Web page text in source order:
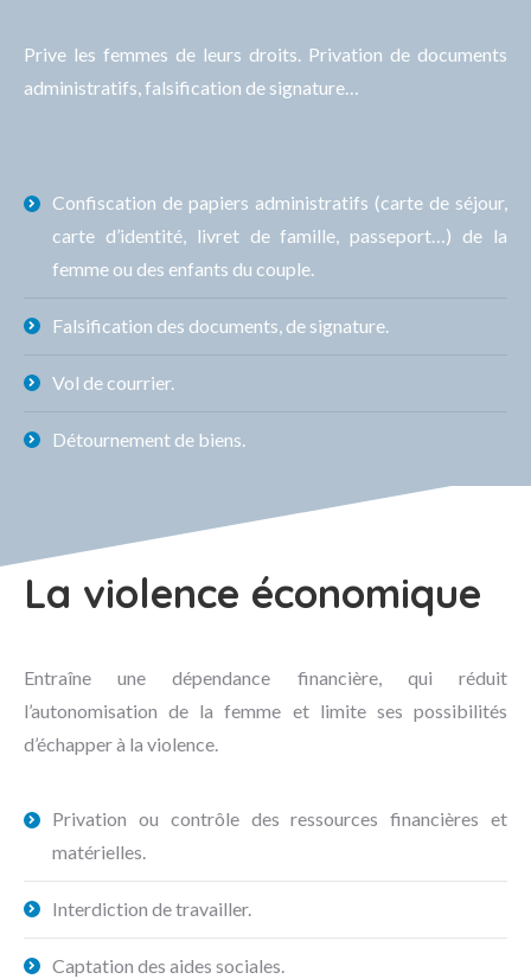
Prive les femmes de leurs droits. Privation de documents
administratifs, falsification de signature…
Confiscation de papiers administratifs (carte de séjour,
carte d’identité, livret de famille, passeport…) de la
femme ou des enfants du couple.
Falsification des documents, de signature.
Vol de courrier.
Détournement de biens.
La violence économique
Entraîne une dépendance financière, qui réduit
l’autonomisation de la femme et limite ses possibilités
d’échapper à la violence.
Privation ou contrôle des ressources financières et
matérielles.
Interdiction de travailler.
Captation des aides sociales.